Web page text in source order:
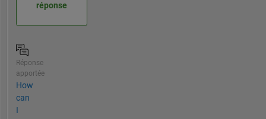
réponse
Réponse
apportée
How
can
I